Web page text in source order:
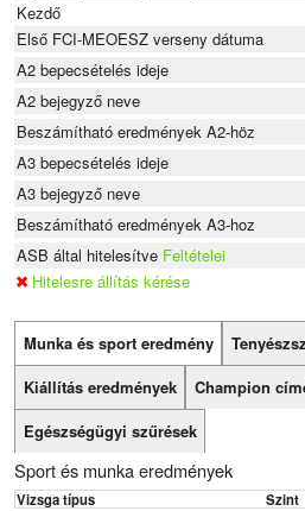
Kezdő
Első FCI-MEOESZ verseny dátuma
A2 bepecsételés ideje
A2 bejegyző neve
Beszámítható eredmények A2-höz
A3 bepecsételés ideje
A3 bejegyző neve
Beszámítható eredmények A3-hoz
ASB által hitelesítve Feltételei
Hitelesre állítás kérése
Munka és sport eredmény
Kiállítás eredmények
Champion
Egészségügyi szűrések
Sport és munka eredmények
Vizsga típus Szint